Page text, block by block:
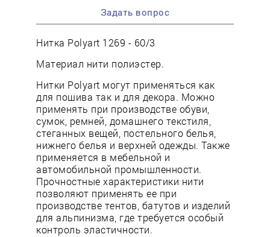
Задать вопрос
Нитка Polyart 1269 - 60/3
Материал нити полиэстер.
Нитки Polyart могут применяться как
для пошива так и для декора. Можно
применять при производстве обуви,
сумок, ремней, домашнего текстиля,
стеганных вещей, постельного белья,
нижнего белья и верхней одежды. Также
применяется в мебельной и
автомобильной промышленности.
Прочностные характеристики нити
позволяют применять ее при
производстве тентов, батутов и изделий
для альпинизма, где требуется особый
контроль эластичности.